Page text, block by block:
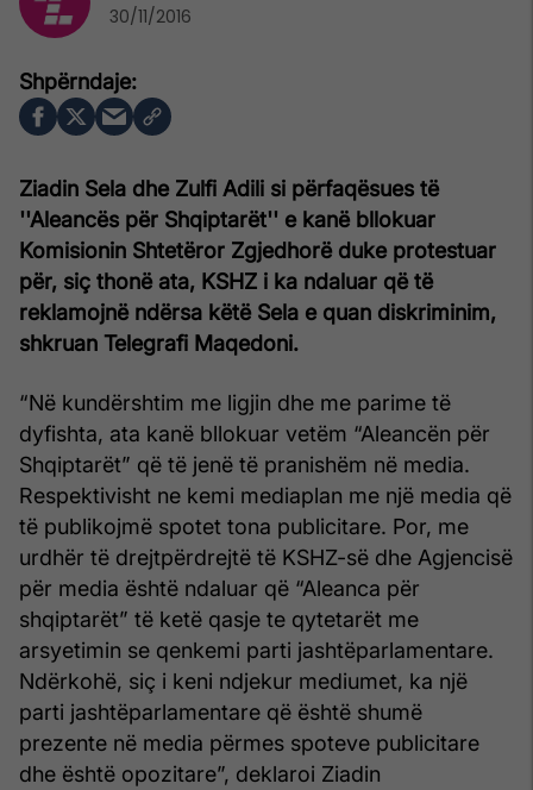
Ziadin Sela dhe Zulfi Adili si përfaqësues të
''Aleancës për Shqiptarët'' e kanë bllokuar
Komisionin Shtetëror Zgjedhorë duke protestuar
për, siç thonë ata, KSHZ i ka ndaluar që të
reklamojnë ndërsa këtë Sela e quan diskriminim,
shkruan Telegrafi Maqedoni.
“Në kundërshtim me ligjin dhe me parime të
dyfishta, ata kanë bllokuar vetëm “Aleancën për
Shqiptarët” që të jenë të pranishëm në media.
Respektivisht ne kemi mediaplan me një media që
të publikojmë spotet tona publicitare. Por, me
urdhër të drejtpërdrejtë të KSHZ-së dhe Agjencisë
për media është ndaluar që “Aleanca për
shqiptarët” të ketë qasje te qytetarët me
arsyetimin se qenkemi parti jashtëparlamentare.
Ndërkohë, siç i keni ndjekur mediumet, ka një
parti jashtëparlamentare që është shumë
prezente në media përmes spoteve publicitare
dhe është opozitare”, deklaroi Ziadin
30/11/2016